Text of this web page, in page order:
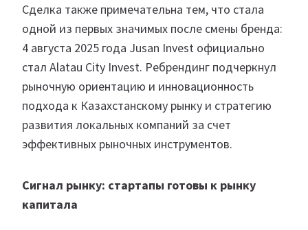
Сделка также примечательна тем, что стала
одной из первых значимых после смены бренда:
4 августа 2025 года Jusan Invest официально
стал Alatau City Invest. Ребрендинг подчеркнул
рыночную ориентацию и инновационность
подхода к Казахстанскому рынку и стратегию
развития локальных компаний за счет
эффективных рыночных инструментов.
Сигнал рынку: стартапы готовы к рынку
капитала